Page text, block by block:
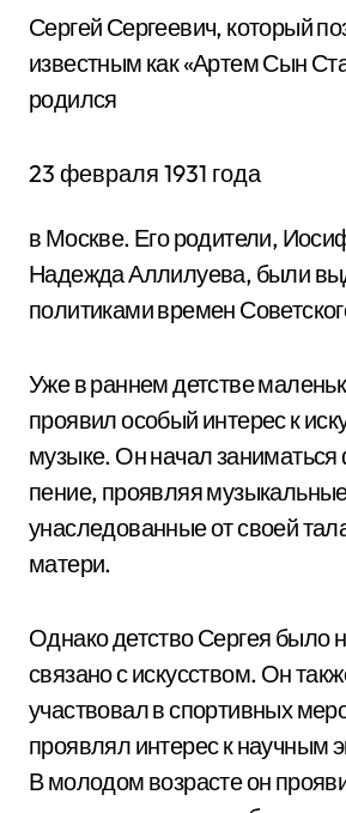
Сергей Сергеевич, который
известным как «Артем Сын
родился
23 февраля 1931 года
в Москве. Его родители,
Надежда Аллилуева, были
политиками времен
Уже в раннем детстве
проявил особый интерес к
музыке. Он начал
пение, проявляя
унаследованные от своей
матери.
Однако детство Сергея было
связано с искусством. Он
участвовал в спортивных
проявлял интерес к научным
В молодом возрасте он